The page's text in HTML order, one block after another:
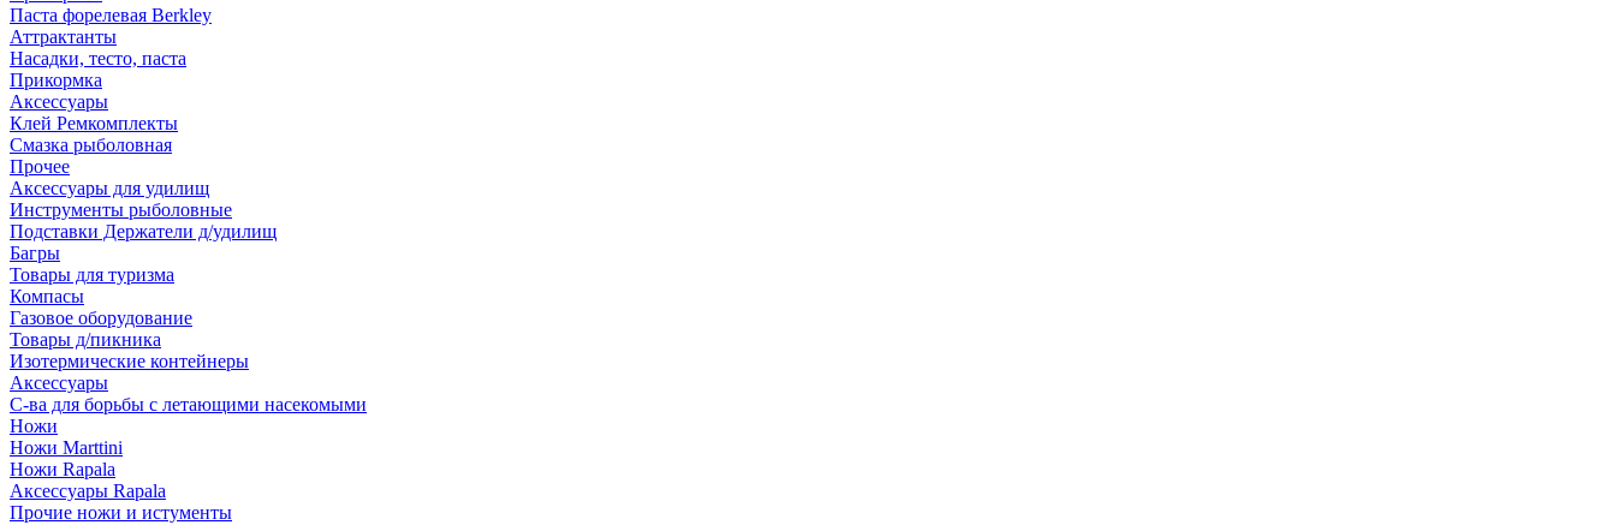
Паста форелевая Berkley
Аттрактанты
Насадки, тесто, паста
Прикормка
Аксессуары
Клей Ремкомплекты
Смазка рыболовная
Прочее
Аксессуары для удилищ
Инструменты рыболовные
Подставки Держатели д/удилищ
Багры
Товары для туризма
Компасы
Газовое оборудование
Товары д/пикника
Изотермические контейнеры
Аксессуары
С-ва для борьбы с летающими насекомыми
Ножи
Ножи Marttini
Ножи Rapala
Аксессуары Rapala
Прочие ножи и истументы